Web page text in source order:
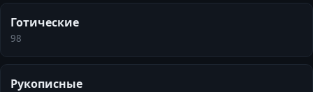
Готические
98
Рукописные